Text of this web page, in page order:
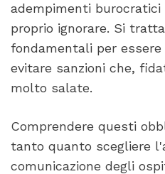
adempimenti burocratici
proprio ignorare. Si
fondamentali per essere
evitare sanzioni che,
molto salate.
Comprendere questi
tanto quanto scegliere
comunicazione degli